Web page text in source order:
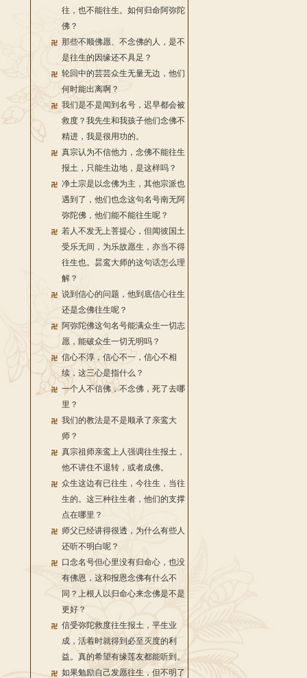
往，也不能往生。如何归命阿弥陀
佛？
那些不顺佛愿、不念佛的人，是不
是往生的因缘还不具足？
轮回中的芸芸众生无量无边，他们
何时能出离啊？
我们是不是闻到名号，迟早都会被
救度？我先生和我孩子他们念佛不
精进，我是很用功的。
真宗认为不信他力，念佛不能往生
报土，只能生边地，是这样吗？
净土宗是以念佛为主，其他宗派也
遇到了，他们也念这句名号南无阿
弥陀佛，他们能不能往生呢？
若人不发无上菩提心，但闻彼国土
受乐无间，为乐故愿生，亦当不得
往生也。昙鸾大师的这句话怎么理
解？
说到信心的问题，他到底信心往生
还是念佛往生呢？
阿弥陀佛这句名号能满众生一切志
愿，能破众生一切无明吗？
信心不淳，信心不一，信心不相
续，这三心是指什么？
一个人不信佛，不念佛，死了去哪
里？
我们的教法是不是顺承了亲鸾大
师？
真宗祖师亲鸾上人强调往生报土，
他不讲住不退转，或者成佛。
众生这边有已往生，今往生，当往
生的。这三种往生者，他们的支撑
点在哪里？
师父已经讲得很透，为什么有些人
还听不明白呢？
口念名号但心里没有归命心，也没
有佛恩，这和报恩念佛有什么不
同？上根人以归命心来念佛是不是
更好？
信受弥陀救度往生报土，平生业
成，活着时就得到必至灭度的利
益。真的希望有缘莲友都能听到。
如果勉励自己发愿往生，但不明了